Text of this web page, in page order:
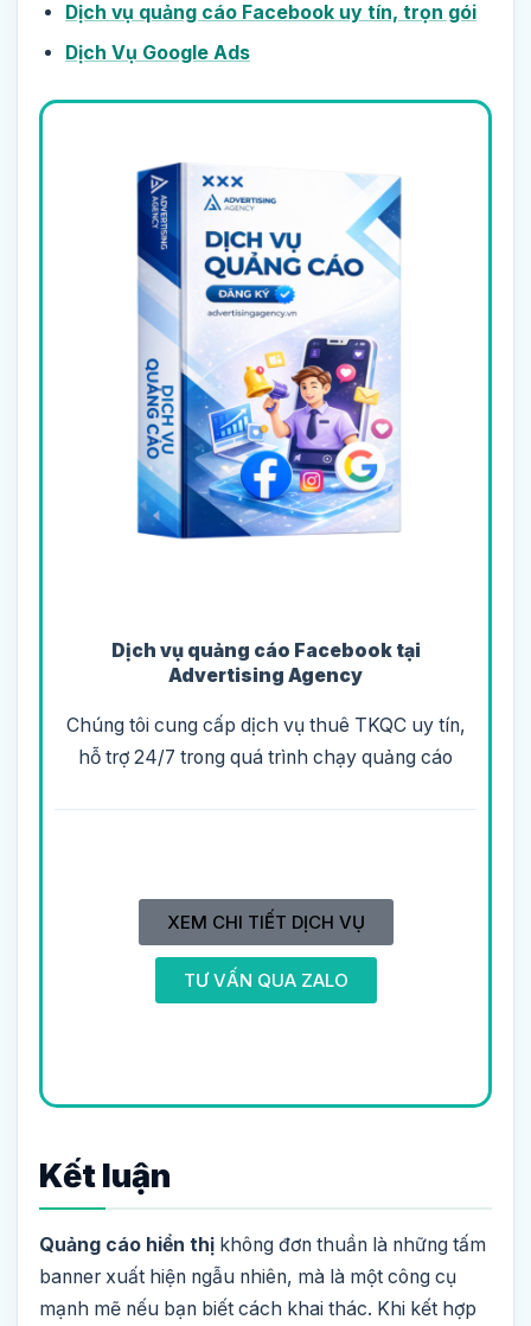
Dịch vụ quảng cáo Facebook uy tín, trọn gói
Dịch Vụ Google Ads
Dịch vụ quảng cáo Facebook tại
Advertising Agency
Chúng tôi cung cấp dịch vụ thuê TKQC uy tín,
hỗ trợ 24/7 trong quá trình chạy quảng cáo
XEM CHI TIẾT DỊCH VỤ
TƯ VẤN QUA ZALO
Kết luận
Quảng cáo hiển thị không đơn thuần là những tấm
banner xuất hiện ngẫu nhiên, mà là một công cụ
mạnh mẽ nếu bạn biết cách khai thác. Khi kết hợp